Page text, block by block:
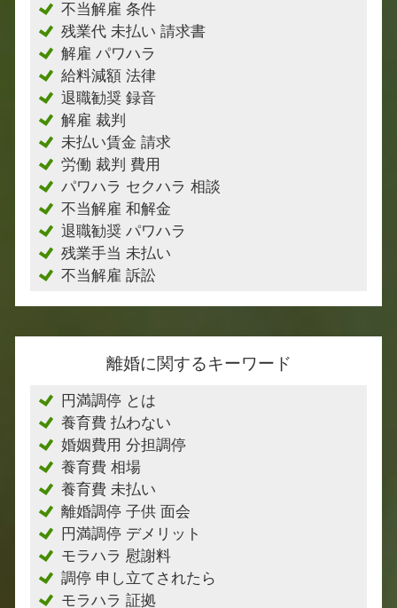
不当解雇 条件
残業代 未払い 請求書
解雇 パワハラ
給料減額 法律
退職勧奨 録音
解雇 裁判
未払い賃金 請求
労働 裁判 費用
パワハラ セクハラ 相談
不当解雇 和解金
退職勧奨 パワハラ
残業手当 未払い
不当解雇 訴訟
離婚に関するキーワード
円満調停 とは
養育費 払わない
婚姻費用 分担調停
養育費 相場
養育費 未払い
離婚調停 子供 面会
円満調停 デメリット
モラハラ 慰謝料
調停 申し立てされたら
モラハラ 証拠